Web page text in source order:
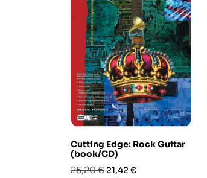
Cutting Edge: Rock Guitar
(book/CD)
Prezzo
25,20 € Prezzo
21,42 €